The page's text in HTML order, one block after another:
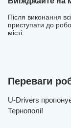
Після виконання
приступати до
місті.
Переваги
U-Drivers
Тернополі!